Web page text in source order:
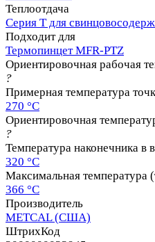
Теплоотдача
Серия T для
Подходит для
Термопинцет MFR-PTZ
Ориентировочная рабочая
?
Примерная температура
270 °C
Ориентировочная
?
Температура наконечника в
320 °C
Максимальная температура
366 °C
Производитель
METCAL (США)
ШтрихКод